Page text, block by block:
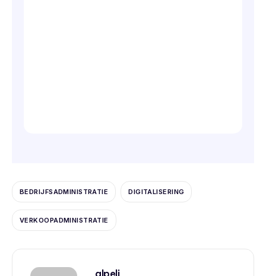
BEDRIJFSADMINISTRATIE DIGITALISERING
VERKOOPADMINISTRATIE